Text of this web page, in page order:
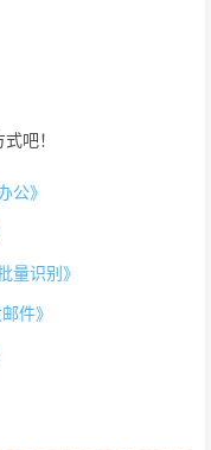
吧！
公》
量识别》
件》